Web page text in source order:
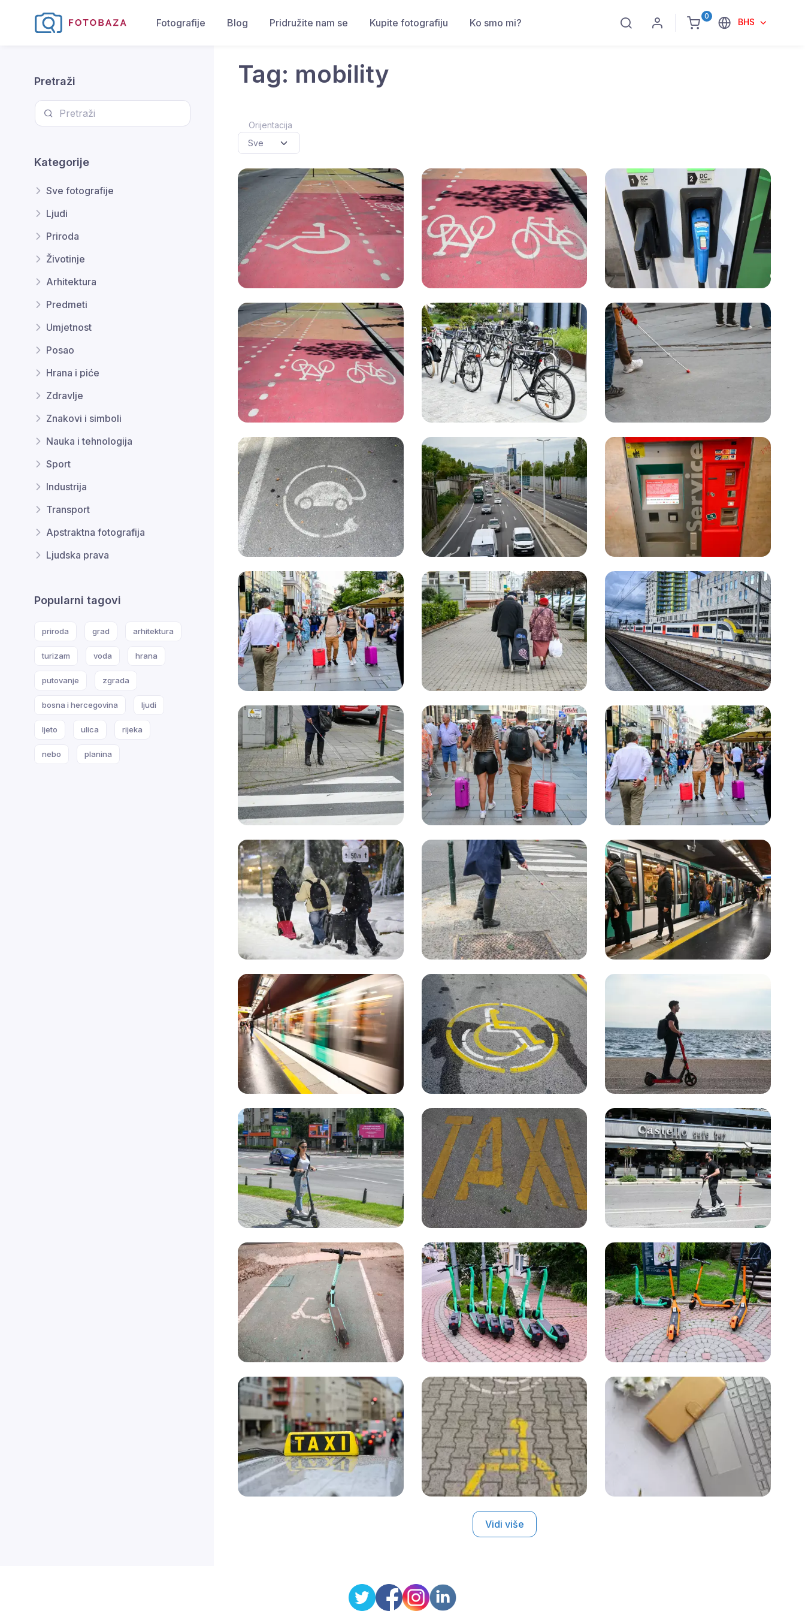
0
BHS
Fotografije Blog Pridružite nam se Kupite fotografiju Ko smo mi?
Pretraži
Kategorije
Sve fotografije
Ljudi
Priroda
Životinje
Arhitektura
Predmeti
Umjetnost
Posao
Hrana i piće
Zdravlje
Znakovi i simboli
Nauka i tehnologija
Sport
Industrija
Transport
Apstraktna fotografija
Ljudska prava
Popularni tagovi
priroda grad arhitektura
turizam voda hrana
putovanje zgrada
bosna i hercegovina ljudi
ljeto ulica rijeka
nebo planina
Tag: mobility
Orijentacija
Vidi više